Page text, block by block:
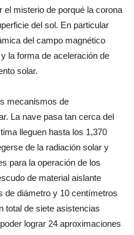
misterio de porqué la corona
del sol. En particular
del campo magnético
la forma de aceleración de
solar.
mecanismos de
La nave pasa tan cerca del
lleguen hasta los 1,370
de la radiación solar y
para la operación de los
de material aislante
de diámetro y 10 centímetros
total de siete asistencias
lograr 24 aproximaciones